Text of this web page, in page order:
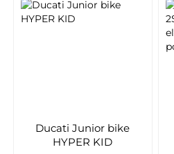
Ducati Junior bike
HYPER KID